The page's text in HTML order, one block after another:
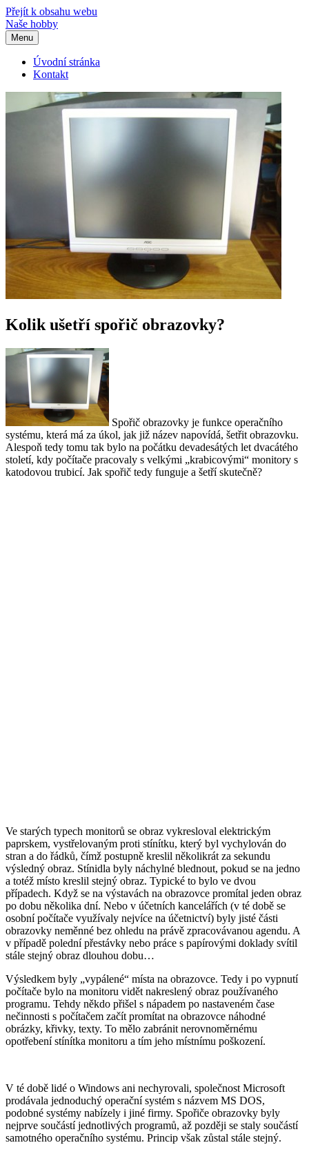
Přejít k obsahu webu
Naše hobby
Menu
Úvodní stránka
Kontakt
Kolik ušetří spořič obrazovky?
Spořič obrazovky je funkce operačního
systému, která má za úkol, jak již název napovídá, šetřit obrazovku.
Alespoň tedy tomu tak bylo na počátku devadesátých let dvacátého
století, kdy počítače pracovaly s velkými „krabicovými“ monitory s
katodovou trubicí. Jak spořič tedy funguje a šetří skutečně?
Ve starých typech monitorů se obraz vykresloval elektrickým
paprskem, vystřelovaným proti stínítku, který byl vychylován do
stran a do řádků, čímž postupně kreslil několikrát za sekundu
výsledný obraz. Stínidla byly náchylné blednout, pokud se na jedno
a totéž místo kreslil stejný obraz. Typické to bylo ve dvou
případech. Když se na výstavách na obrazovce promítal jeden obraz
po dobu několika dní. Nebo v účetních kancelářích (v té době se
osobní počítače využívaly nejvíce na účetnictví) byly jisté části
obrazovky neměnné bez ohledu na právě zpracovávanou agendu. A
v případě polední přestávky nebo práce s papírovými doklady svítil
stále stejný obraz dlouhou dobu…
Výsledkem byly „vypálené“ místa na obrazovce. Tedy i po vypnutí
počítače bylo na monitoru vidět nakreslený obraz používaného
programu. Tehdy někdo přišel s nápadem po nastaveném čase
nečinnosti s počítačem začít promítat na obrazovce náhodné
obrázky, křivky, texty. To mělo zabránit nerovnoměrnému
opotřebení stínítka monitoru a tím jeho místnímu poškození.
V té době lidé o Windows ani nechyrovali, společnost Microsoft
prodávala jednoduchý operační systém s názvem MS DOS,
podobné systémy nabízely i jiné firmy. Spořiče obrazovky byly
nejprve součástí jednotlivých programů, až později se staly součástí
samotného operačního systému. Princip však zůstal stále stejný.